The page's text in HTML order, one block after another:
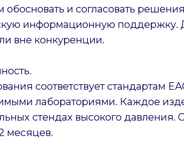
соответствует стандартам
лабораториями. Каждое
стендах высокого давления.
месяцев.
и согласовать
информационную поддержку.
вне конкуренции.